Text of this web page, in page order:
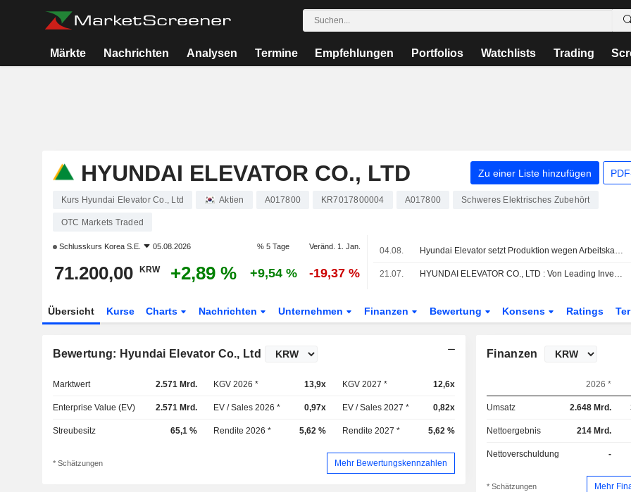
Märkte Nachrichten Analysen Termine Empfehlungen Portfolios Watchlists Trading
HYUNDAI ELEVATOR CO., LTD Zu einer Liste hinzufügen
Kurs Hyundai Elevator Co., Ltd Aktien A017800 KR7017800004 A017800 Schweres Elektrisches Zubehört
OTC Markets Traded
Schlusskurs Korea S.E. 05.08.2026 % 5 Tage Veränd. 1. Jan.
71.200,00 KRW +2,89 % +9,54 % -19,37 %
04.08. Hyundai Elevator setzt Produktion wegen Arbeitskampfs aus
21.07. HYUNDAI ELEVATOR CO., LTD : Von Leading Investment & Securities zum Kauf angehoben
Übersicht Kurse Charts Nachrichten Unternehmen Finanzen Bewertung Konsens Ratings
Bewertung: Hyundai Elevator Co., Ltd
Marktwert 2.571 Mrd. KGV 2026 * 13,9x KGV 2027 * 12,6x
Enterprise Value (EV) 2.571 Mrd. EV / Sales 2026 * 0,97x EV / Sales 2027 * 0,82x
Streubesitz 65,1 % Rendite 2026 * 5,62 % Rendite 2027 * 5,62 %
* Schätzungen Mehr Bewertungskennzahlen
Finanzen
2026 *
Umsatz 2.648 Mrd.
Nettoergebnis 214 Mrd.
Nettoverschuldung -
* Schätzungen Mehr